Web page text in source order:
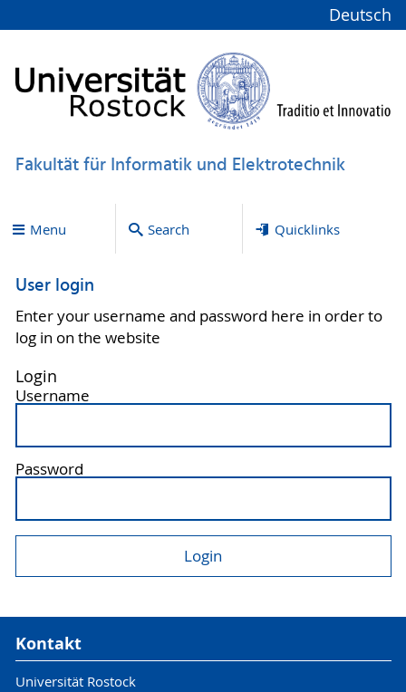
Deutsch
Fakultät für Informatik und Elektrotechnik
Menu Search Quicklinks
User login
Enter your username and password here in order to
log in on the website
Login
Username
Password
Kontakt
Universität Rostock